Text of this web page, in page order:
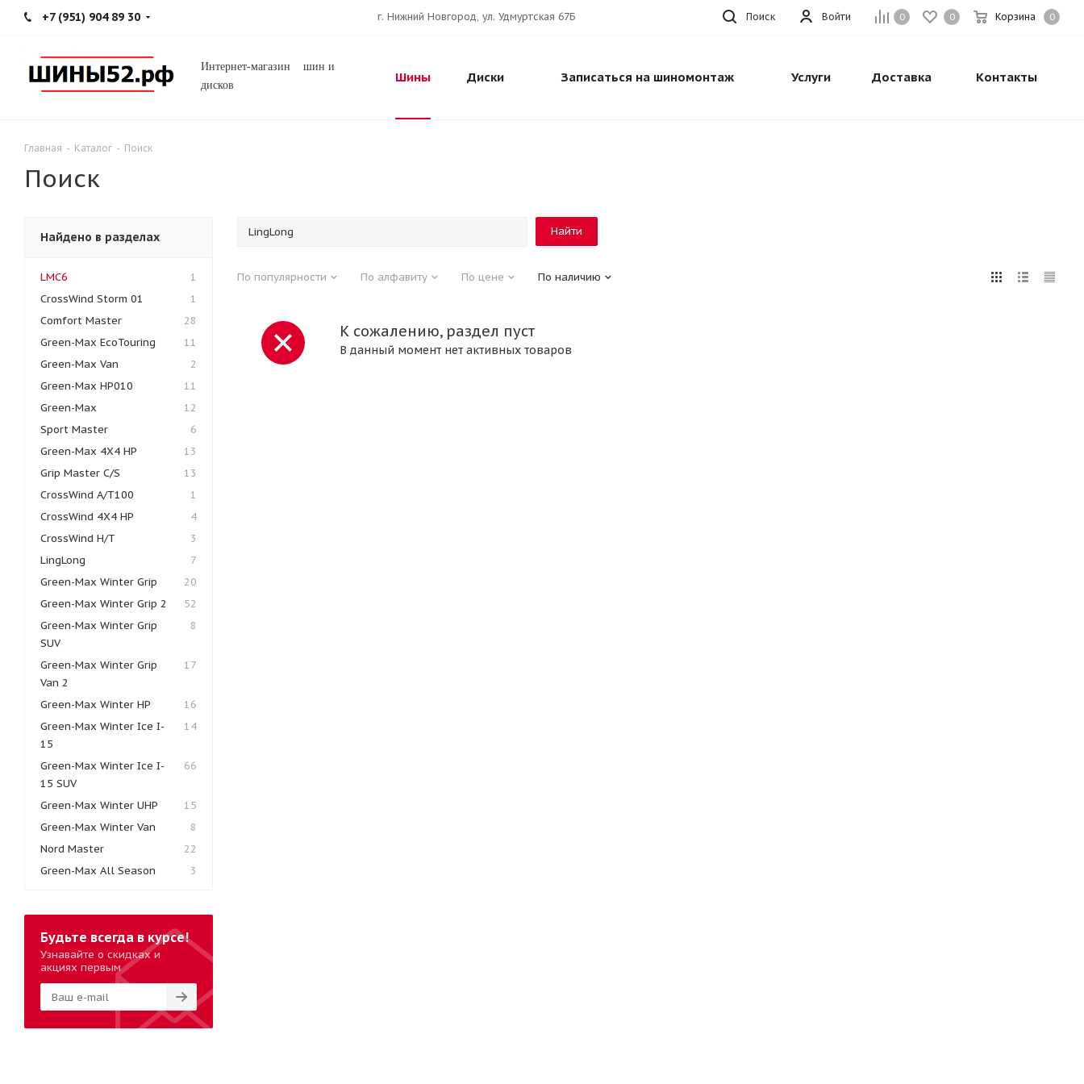
+7 (951) 904 89 30 0 0 Корзина 0
Войти
г. Нижний Новгород, ул. Удмуртская 67Б Поиск
Интернет-магазин шин и
дисков
Шины Диски Записаться на шиномонтаж Услуги Доставка Контакты
Главная - Каталог - Поиск
Поиск
По популярности По алфавиту По цене По наличию
К сожалению, раздел пуст
В данный момент нет активных товаров
Найдено в разделах
LMC6
1
CrossWind Storm 01
1
Comfort Master
28
Green-Max EcoTouring
11
Green-Max Van
2
Green-Max HP010
11
Green-Max
12
Sport Master
6
Green-Max 4X4 HP
13
Grip Master C/S
13
CrossWind A/T100
1
CrossWind 4X4 HP
4
CrossWind H/T
3
LingLong
7
Green-Max Winter Grip
20
Green-Max Winter Grip 2
52
Green-Max Winter Grip
SUV
8
Green-Max Winter Grip
Van 2
17
Green-Max Winter HP
16
Green-Max Winter Ice I-
15
14
Green-Max Winter Ice I-
15 SUV
66
Green-Max Winter UHP
15
Green-Max Winter Van
8
Nord Master
22
Green-Max All Season
3
Будьте всегда в курсе!
Узнавайте о скидках и
акциях первым